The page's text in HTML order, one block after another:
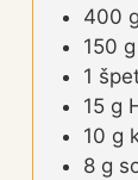
400 g
150 g
1
15 g
10 g
8 g